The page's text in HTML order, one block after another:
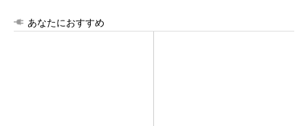
あなたにおすすめ